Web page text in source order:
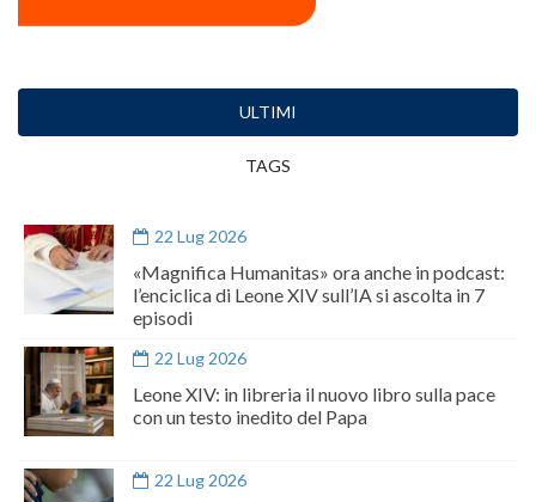
ULTIMI
TAGS
22 Lug 2026
«Magnifica Humanitas» ora anche in podcast:
l’enciclica di Leone XIV sull’IA si ascolta in 7
episodi
22 Lug 2026
Leone XIV: in libreria il nuovo libro sulla pace
con un testo inedito del Papa
22 Lug 2026